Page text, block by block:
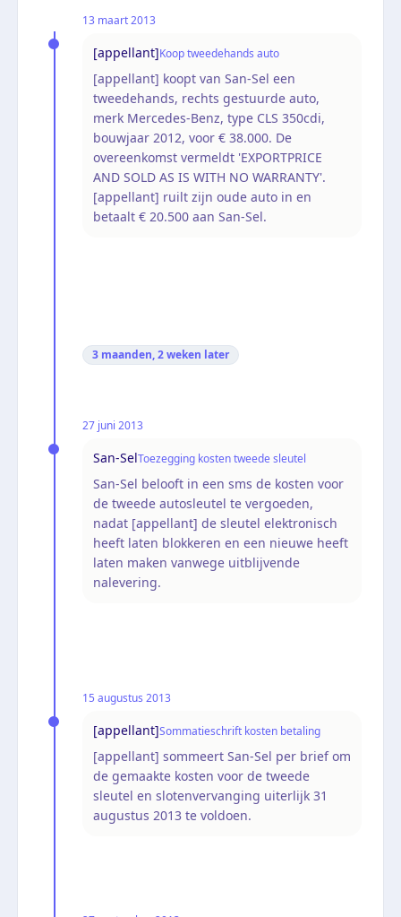
13 maart 2013
[appellant]Koop tweedehands auto
[appellant] koopt van San-Sel een
tweedehands, rechts gestuurde auto,
merk Mercedes-Benz, type CLS 350cdi,
bouwjaar 2012, voor € 38.000. De
overeenkomst vermeldt 'EXPORTPRICE
AND SOLD AS IS WITH NO WARRANTY'.
[appellant] ruilt zijn oude auto in en
betaalt € 20.500 aan San-Sel.
3 maanden, 2 weken later
27 juni 2013
San-SelToezegging kosten tweede sleutel
San-Sel belooft in een sms de kosten voor
de tweede autosleutel te vergoeden,
nadat [appellant] de sleutel elektronisch
heeft laten blokkeren en een nieuwe heeft
laten maken vanwege uitblijvende
nalevering.
15 augustus 2013
[appellant]Sommatieschrift kosten betaling
[appellant] sommeert San-Sel per brief om
de gemaakte kosten voor de tweede
sleutel en slotenvervanging uiterlijk 31
augustus 2013 te voldoen.